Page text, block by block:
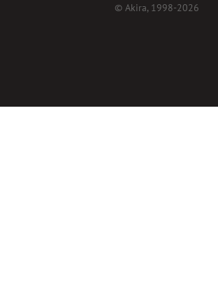
© Akira, 1998-2026